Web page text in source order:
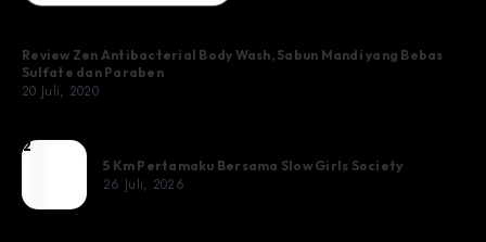
Review Zen Antibacterial Body Wash, Sabun Mandi yang Bebas
Sulfate dan Paraben
20 Juli, 2020
5
Pertamaku
2
5 Km Pertamaku Bersama Slow Girls Society
26 Juli, 2026